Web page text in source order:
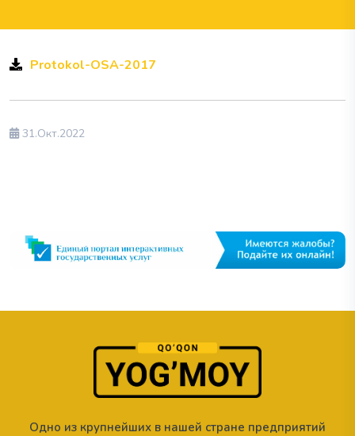
Protokol-OSA-2017
31.Окт.2022
Одно из крупнейших в нашей стране предприятий